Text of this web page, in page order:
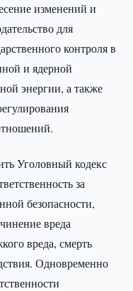
изменений и
для
контроля в
и ядерной
энергии, а также
Уголовный кодекс
за
безопасности,
вреда
вреда, смерть
Одновременно